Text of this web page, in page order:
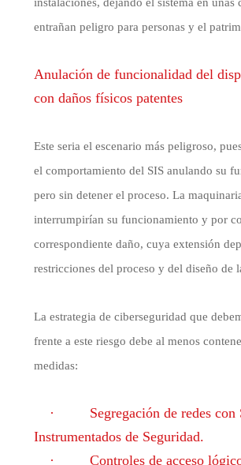
entrañan peligro para personas y el
Anulación de funcionalidad del
con daños físicos patentes
Este seria el escenario más peligroso,
el comportamiento del SIS anulando su
pero sin detener el proceso. La
interrumpirían su funcionamiento y por
correspondiente daño, cuya extensión
restricciones del proceso y del diseño de
La estrategia de ciberseguridad que
frente a este riesgo debe al menos
medidas:
·
Segregación de redes con
Instrumentados de Seguridad.
·
Controles de acceso